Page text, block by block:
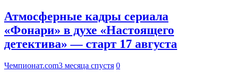
Атмосферные кадры сериала
«Фонари» в духе «Настоящего
детектива» — старт 17 августа
Чемпионат.com3 месяца спустя 0